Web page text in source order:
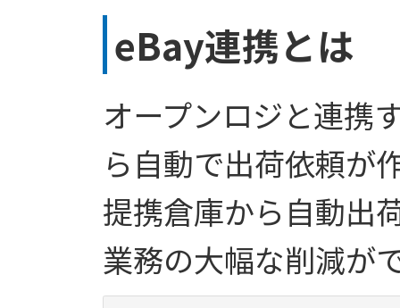
eBay連携とは
オープンロジと連携
ら自動で出荷依頼が
提携倉庫から自動出
業務の大幅な削減が